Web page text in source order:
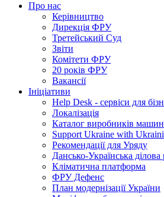
Про нас
Керівництво
Дирекція ФРУ
Третейський Суд
Звіти
Комітети ФРУ
20 років ФРУ
Вакансії
Ініціативи
Help Desk - сервіси для
Локалізація
Каталог виробників
Support Ukraine with
Рекомендації для Уряду
Дансько-Українська ділова
Кліматична платформа
ФРУ Дефенс
План модернізації України